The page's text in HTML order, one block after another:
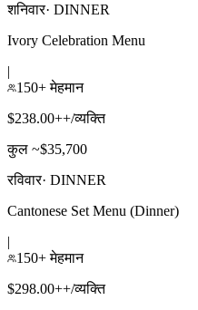
शनिवार· DINNER
Ivory Celebration Menu
|
150+ मेहमान
$238.00++/व्यक्ति
कुल ~$35,700
रविवार· DINNER
Cantonese Set Menu (Dinner)
|
150+ मेहमान
$298.00++/व्यक्ति